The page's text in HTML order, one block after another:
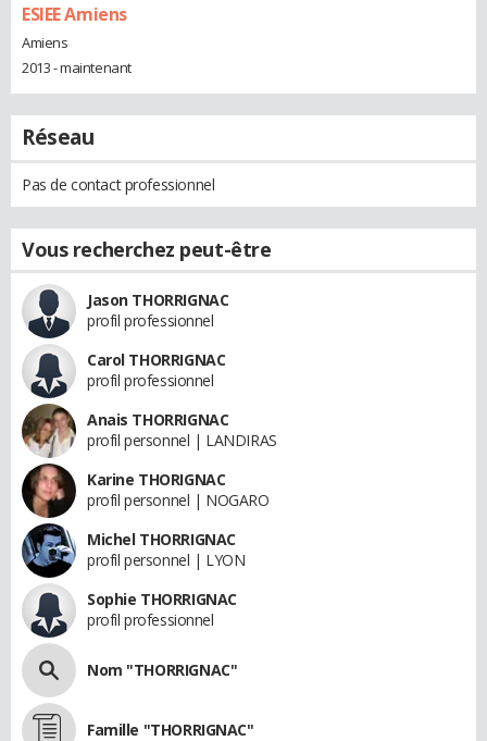
ESIEE Amiens
Amiens
2013 - maintenant
Réseau
Pas de contact professionnel
Vous recherchez peut-être
Jason THORRIGNAC
profil professionnel
Carol THORRIGNAC
profil professionnel
Anais THORRIGNAC
profil personnel | LANDIRAS
Karine THORIGNAC
profil personnel | NOGARO
Michel THORRIGNAC
profil personnel | LYON
Sophie THORRIGNAC
profil professionnel
Nom "THORRIGNAC"
Famille "THORRIGNAC"